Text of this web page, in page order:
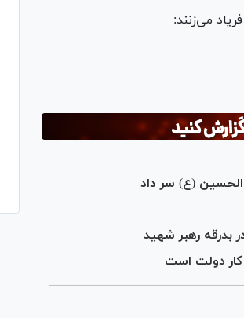
می‌زنند:
الحسین (ع) سر داد
بدرقه رهبر شهید
کار دولت است